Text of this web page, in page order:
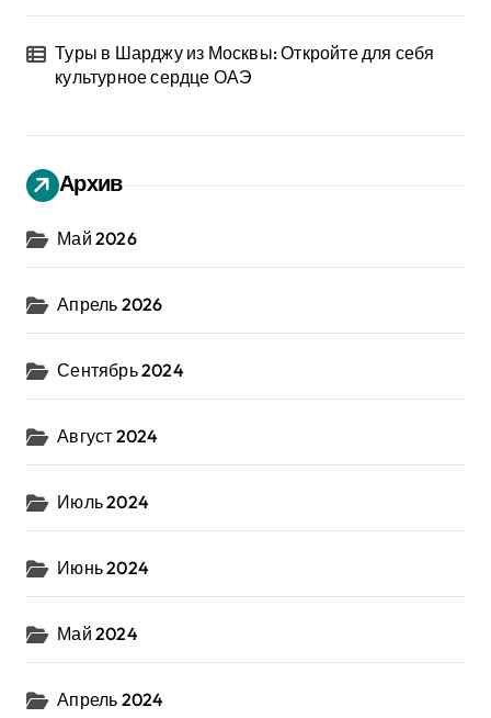
Туры в Шарджу из Москвы: Откройте для себя
культурное сердце ОАЭ
Архив
Май 2026
Апрель 2026
Сентябрь 2024
Август 2024
Июль 2024
Июнь 2024
Май 2024
Апрель 2024